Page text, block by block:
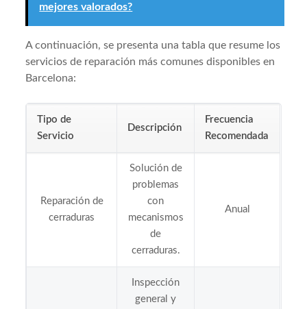
mejores valorados?
A continuación, se presenta una tabla que resume los
servicios de reparación más comunes disponibles en
Barcelona:
Tipo de
Servicio
Descripción
Frecuencia
Recomendada
Reparación de
cerraduras
Solución de
problemas
con
mecanismos
de
cerraduras.
Anual
Inspección
general y